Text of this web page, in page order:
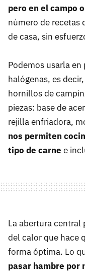
pero en el campo
número de recetas
de casa, sin
Podemos usarla
halógenas, es
hornillos de
piezas: base de
rejilla enfriadora,
nos permiten
tipo de carne e
La abertura
del calor que hace
forma óptima. Lo
pasar hambre por